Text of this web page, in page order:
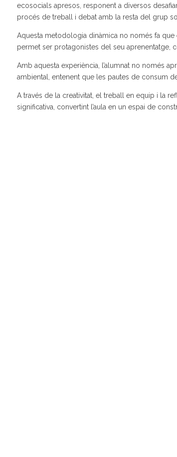
ecosocials apresos, responent a diversos
procés de treball i debat amb la resta del grup
Aquesta metodologia dinàmica no només fa
permet ser protagonistes del seu aprenentatge,
Amb aquesta experiència, l’alumnat no només
ambiental, entenent que les pautes de consum
A través de la creativitat, el treball en equip i la
significativa, convertint l’aula en un espai de